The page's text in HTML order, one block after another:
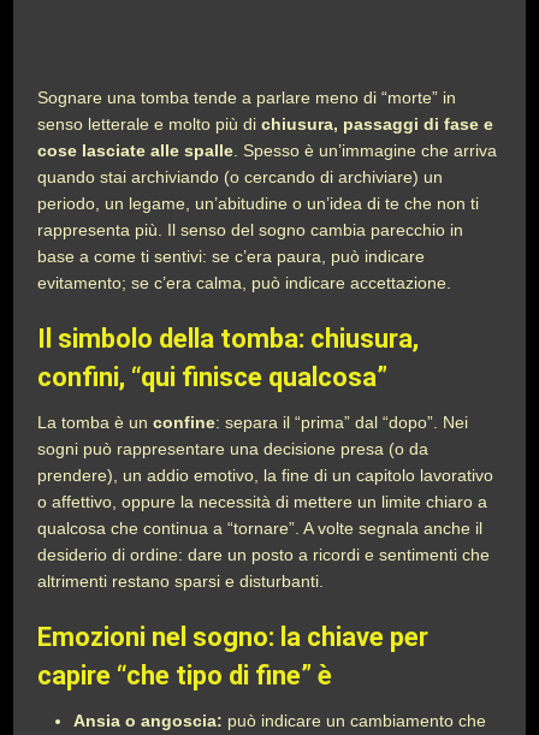
Sognare una tomba tende a parlare meno di “morte” in
senso letterale e molto più dichiusura, passaggi di fase e
cose lasciate alle spalle . Spesso è un’immagine che arriva
quando stai archiviando (o cercando di archiviare) un
periodo, un legame, un’abitudine o un’idea di te che non ti
rappresenta più. Il senso del sogno cambia parecchio in
base a come ti sentivi: se c’era paura, può indicare
evitamento; se c’era calma, può indicare accettazione.
Il simbolo della tomba: chiusura,
confini, “qui finisce qualcosa”
La tomba è unconfine: separa il “prima” dal “dopo”. Nei
sogni può rappresentare una decisione presa (o da
prendere), un addio emotivo, la fine di un capitolo lavorativo
o affettivo, oppure la necessità di mettere un limite chiaro a
qualcosa che continua a “tornare”. A volte segnala anche il
desiderio di ordine: dare un posto a ricordi e sentimenti che
altrimenti restano sparsi e disturbanti.
Emozioni nel sogno: la chiave per
capire “che tipo di fine” è
Ansia o angoscia: può indicare un cambiamento che